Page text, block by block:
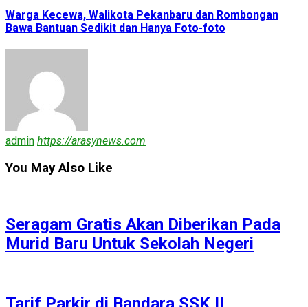
Warga Kecewa, Walikota Pekanbaru dan Rombongan
Bawa Bantuan Sedikit dan Hanya Foto-foto
admin https://arasynews.com
You May Also Like
Seragam Gratis Akan Diberikan Pada
Murid Baru Untuk Sekolah Negeri